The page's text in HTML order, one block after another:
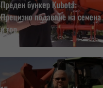
Преден бункер Kubota:
Прецизно подаване на семена
и тор